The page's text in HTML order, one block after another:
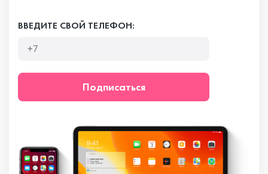
ВВЕДИТЕ СВОЙ ТЕЛЕФОН:
Подписаться